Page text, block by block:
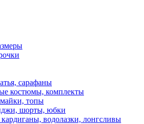
сарафаны
костюмы, комплекты
топы
шорты, юбки
водолазки, лонгсливы